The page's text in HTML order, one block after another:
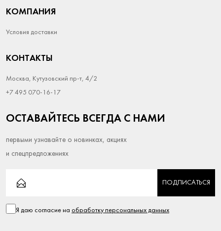
КОМПАНИЯ
Условия доставки
КОНТАКТЫ
Москва, Кутузовский пр-т, 4/2
+7 495 070-16-17
ОСТАВАЙТЕСЬ ВСЕГДА С НАМИ
первыми узнавайте о новинках, акциях
и спецпредложениях
ПОДПИСАТЬСЯ
Я даю согласие на обработку персональных данных